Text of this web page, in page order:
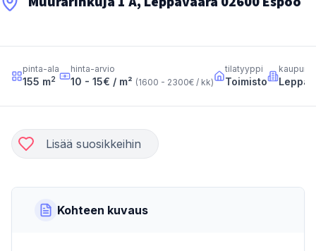
pinta-ala
155 m2
hinta-arvio
10 - 15€ / m² (1600 - 2300€ / kk)
tilatyyppi
Toimisto
Lisää suosikkeihin
Kohteen kuvaus